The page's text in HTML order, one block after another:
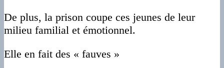
De plus, la prison coupe ces jeunes de leur
milieu familial et émotionnel.
Elle en fait des « fauves »